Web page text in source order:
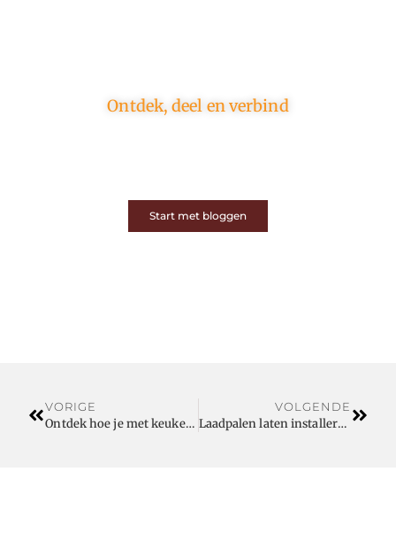
Ontdek, deel en verbind
Start met bloggen
VORIGE
Ontdek hoe je met keuken ontwerpen jouw droomkeuken tot leven brengt
VOLGENDE
Laadpalen laten installeren bij jou in Beveren: welke past bij jouw wagen?